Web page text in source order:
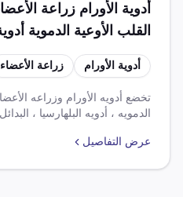
أدوية الأورام زراعة
القلب الأوعية الدموية
البلهارسيا البدائل الصناعية
أدوية الأمراض المستعصية
النفسية العصبية تحتوي
بسودوايفيدرين أو أملاحه
بجرعات محددة معدة
أدوية الأورام زراعة الأعضاء
تخضع أدويه الأورام وزراعه
الدمويه ، أدويه البلهارسيا ،
قيمه مضافه وضريبه الوارد. يوجد
عرض التفاصيل